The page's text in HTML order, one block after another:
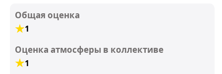
Общая оценка
1
Оценка атмосферы в коллективе
1